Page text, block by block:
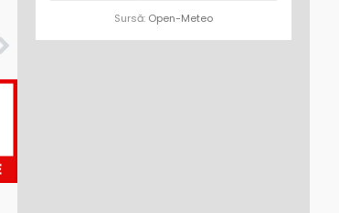
Sursă: Open-Meteo